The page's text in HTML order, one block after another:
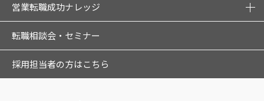
営業転職成功ナレッジ
転職相談会・セミナー
採用担当者の方はこちら